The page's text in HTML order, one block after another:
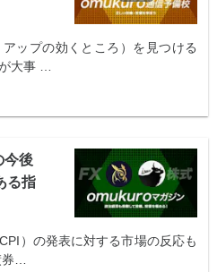
ップの効くところ）を見つける
大事 …
今後
る指
）の発表に対する市場の反応も
券…